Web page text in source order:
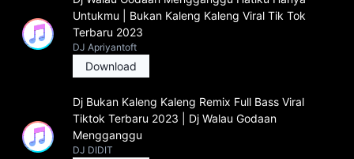
Untukmu | Bukan Kaleng Kaleng Viral Tik Tok
Terbaru 2023
DJ Apriyantoft
Download
Dj Bukan Kaleng Kaleng Remix Full Bass Viral
Tiktok Terbaru 2023 | Dj Walau Godaan
Mengganggu
DJ DIDIT